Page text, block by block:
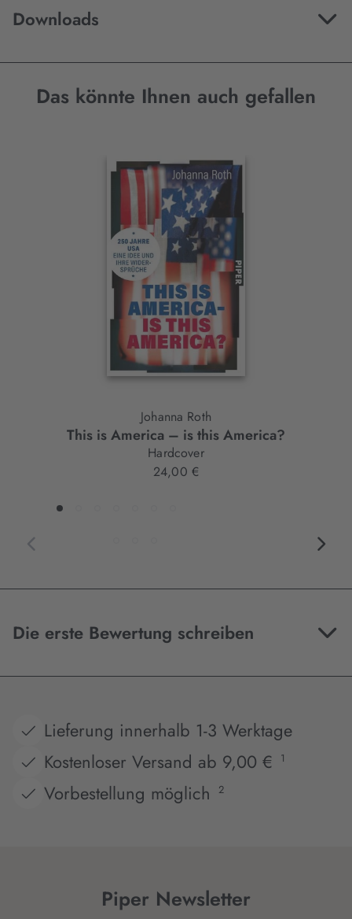
Downloads
Das könnte Ihnen auch gefallen
Johanna Roth
This is America – is this America?
Hardcover
24,00 €
Die erste Bewertung schreiben
Lieferung innerhalb 1-3 Werktage
Kostenloser Versand ab 9,00 €
1
Vorbestellung möglich 2
Piper Newsletter